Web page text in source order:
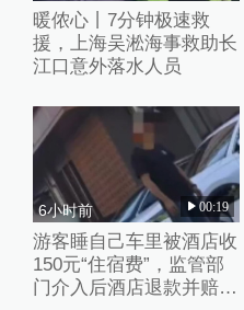
暖侬心丨7分钟极速救
援，上海吴淞海事救助长
江口意外落水人员
6小时前 00:19
游客睡自己车里被酒店收
150元“住宿费”，监管部
门介入后酒店退款并赔偿